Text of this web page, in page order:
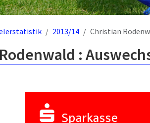
2013/14 Christian
: